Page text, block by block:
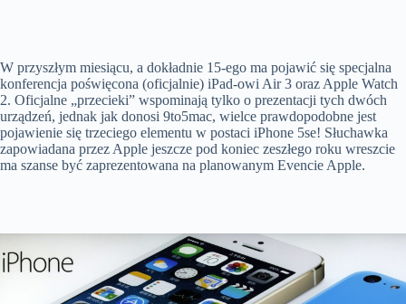
W przyszłym miesiącu, a dokładnie 15-ego ma pojawić się specjalna
konferencja poświęcona (oficjalnie) iPad-owi Air 3 oraz Apple Watch
2. Oficjalne „przecieki” wspominają tylko o prezentacji tych dwóch
urządzeń, jednak jak donosi 9to5mac, wielce prawdopodobne jest
pojawienie się trzeciego elementu w postaci iPhone 5se! Słuchawka
zapowiadana przez Apple jeszcze pod koniec zeszłego roku wreszcie
ma szanse być zaprezentowana na planowanym Evencie Apple.